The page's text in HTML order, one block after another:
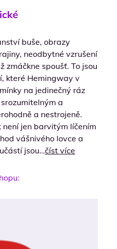
buše, obrazy
neodbytné vzrušení
zmáčkne spoušť. To jsou
které Hemingway v
na jedinečný ráz
a
a nestrojeně.
jen barvitým líčením
vášnivého lovce a
jsou…číst více